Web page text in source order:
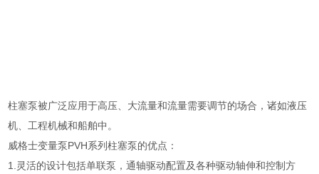
柱塞泵被广泛应用于高压、大流量和流量需要调节的场合，诸如液压
机、工程机械和船舶中。
威格士变量泵PVH系列柱塞泵的优点：
1.灵活的设计包括单联泵，通轴驱动配置及各种驱动轴伸和控制方